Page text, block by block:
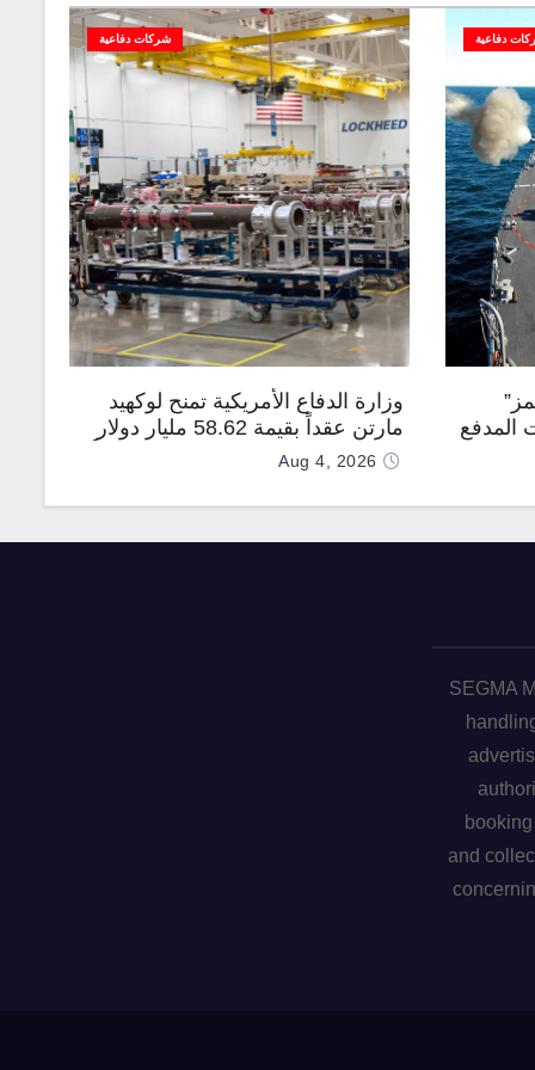
دفاعية
المدفع
شركات دفاعية
وزارة الدفاع الأمريكية تمنح لوكهيد
مارتن عقداً بقيمة 58.62 مليار دولار
Aug 4, 2026
SEGMA
and